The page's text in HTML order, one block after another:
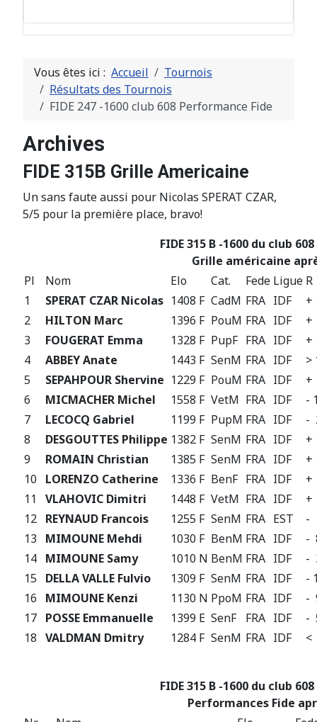
Vous êtes ici : Accueil
Tournois
Résultats des Tournois
FIDE 247 -1600 club 608 Performance Fide
Archives
FIDE 315B Grille Americaine
Un sans faute aussi pour Nicolas SPERAT CZAR,
5/5 pour la première place, bravo!
FIDE 315 B -1600 du club
Grille américaine
Pl
Nom Elo Cat. Fede Ligue R
1
SPERAT CZAR Nicolas 1408 F CadM FRA IDF
+
2
HILTON Marc 1396 F PouM FRA IDF
+
3
FOUGERAT Emma 1328 F PupF FRA IDF
+
4
ABBEY Anate 1443 F SenM FRA IDF
>
5
SEPAHPOUR Shervine 1229 F PouM FRA IDF
+
6
MICMACHER Michel 1558 F VetM FRA IDF
-
7
LECOCQ Gabriel 1199 F PupM FRA IDF
-
8
DESGOUTTES Philippe 1382 F SenM FRA IDF
+
9
ROMAIN Christian 1385 F SenM FRA IDF
+
10
LORENZO Catherine 1336 F BenF FRA IDF
+
11
VLAHOVIC Dimitri 1448 F VetM FRA IDF
+
12 REYNAUD Francois 1255 F SenM FRA EST
-
13
MIMOUNE Mehdi 1030 F BenM FRA IDF
-
14 MIMOUNE Samy 1010 N BenM FRA IDF
-
15
DELLA VALLE Fulvio 1309 F SenM FRA IDF
-
16
MIMOUNE Kenzi 1130 N PpoM FRA IDF
-
17 POSSE Emmanuelle 1399 E SenF FRA IDF
-
18 VALDMAN Dmitry 1284 F SenM FRA IDF <
FIDE 315 B -1600 du club
Performances Fide